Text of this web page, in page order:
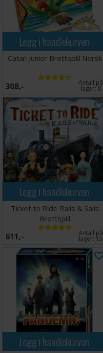
Legg i handlekurven
Catan Junior Brettspill Norsk
308,- Antall på
lager:8
Legg i handlekurven
Ticket to Ride Rails & Sails
Brettspill
611,- Antall på
lager: 15
Legg i handlekurven